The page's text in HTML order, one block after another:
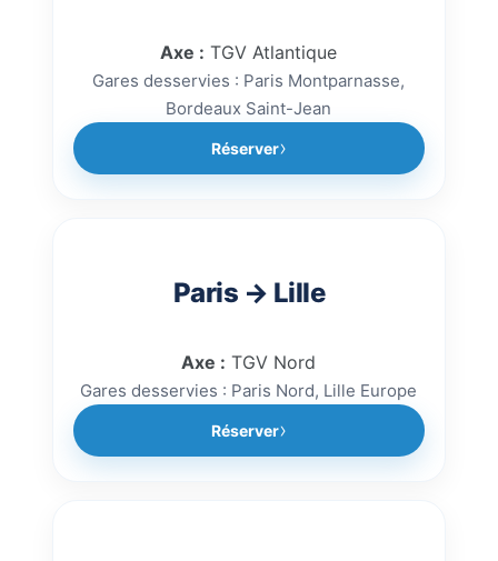
Axe : TGV Atlantique
Gares desservies : Paris Montparnasse,
Bordeaux Saint-Jean
Réserver
Paris → Lille
Axe : TGV Nord
Gares desservies : Paris Nord, Lille Europe
Réserver